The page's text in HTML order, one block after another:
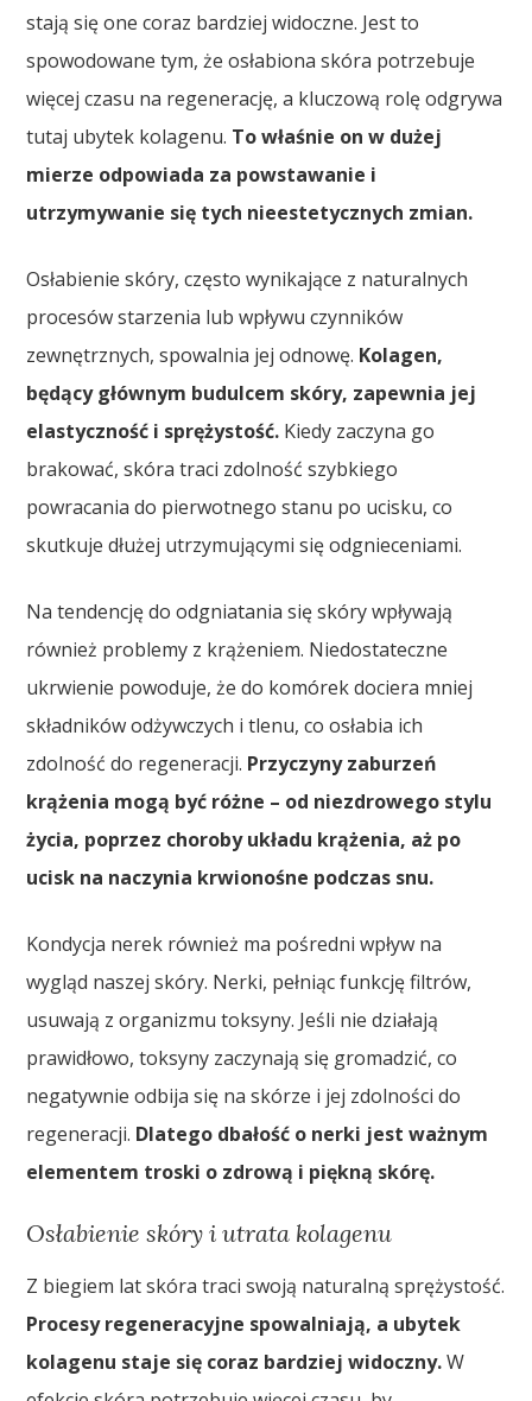
stają się one coraz bardziej widoczne. Jest to
spowodowane tym, że osłabiona skóra potrzebuje
więcej czasu na regenerację, a kluczową rolę odgrywa
tutaj ubytek kolagenu. To właśnie on w dużej
mierze odpowiada za powstawanie i
utrzymywanie się tych nieestetycznych zmian.
Osłabienie skóry, często wynikające z naturalnych
procesów starzenia lub wpływu czynników
zewnętrznych, spowalnia jej odnowę. Kolagen,
będący głównym budulcem skóry, zapewnia jej
elastyczność i sprężystość. Kiedy zaczyna go
brakować, skóra traci zdolność szybkiego
powracania do pierwotnego stanu po ucisku, co
skutkuje dłużej utrzymującymi się odgnieceniami.
Na tendencję do odgniatania się skóry wpływają
również problemy z krążeniem. Niedostateczne
ukrwienie powoduje, że do komórek dociera mniej
składników odżywczych i tlenu, co osłabia ich
zdolność do regeneracji. Przyczyny zaburzeń
krążenia mogą być różne – od niezdrowego stylu
życia, poprzez choroby układu krążenia, aż po
ucisk na naczynia krwionośne podczas snu.
Kondycja nerek również ma pośredni wpływ na
wygląd naszej skóry. Nerki, pełniąc funkcję filtrów,
usuwają z organizmu toksyny. Jeśli nie działają
prawidłowo, toksyny zaczynają się gromadzić, co
negatywnie odbija się na skórze i jej zdolności do
regeneracji. Dlatego dbałość o nerki jest ważnym
elementem troski o zdrową i piękną skórę.
Osłabienie skóry i utrata kolagenu
Z biegiem lat skóra traci swoją naturalną sprężystość.
Procesy regeneracyjne spowalniają, a ubytek
kolagenu staje się coraz bardziej widoczny.W